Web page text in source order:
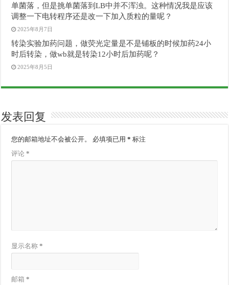
单菌落，但是挑单菌落到LB中并不浑浊。这种情况我是应该
调整一下电转程序还是改一下加入质粒的量呢？
2025年8月7日
转染实验加药问题，做荧光定量是不是铺板的时候加药24小
时后转染，做wb就是转染12小时后加药呢？
2025年8月5日
发表回复
您的邮箱地址不会被公开。 必填项已用* 标注
评论*
显示名称*
邮箱*